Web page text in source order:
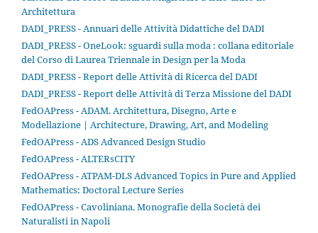
Architettura
DADI_PRESS - Annuari delle Attività Didattiche del DADI
DADI_PRESS - OneLook: sguardi sulla moda : collana editoriale
del Corso di Laurea Triennale in Design per la Moda
DADI_PRESS - Report delle Attività di Ricerca del DADI
DADI_PRESS - Report delle Attività di Terza Missione del DADI
FedOAPress - ADAM. Architettura, Disegno, Arte e
Modellazione | Architecture, Drawing, Art, and Modeling
FedOAPress - ADS Advanced Design Studio
FedOAPress - ALTERsCITY
FedOAPress - ATPAM-DLS Advanced Topics in Pure and Applied
Mathematics: Doctoral Lecture Series
FedOAPress - Cavoliniana. Monografie della Società dei
Naturalisti in Napoli